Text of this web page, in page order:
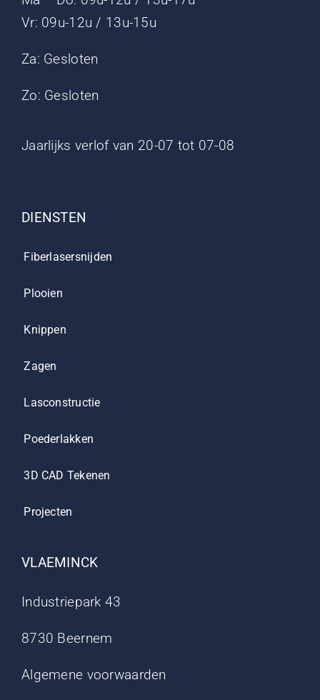
Vr: 09u-12u / 13u-15u
Za: Gesloten
Zo: Gesloten
Jaarlijks verlof van 20-07 tot 07-08
DIENSTEN
Fiberlasersnijden
Plooien
Knippen
Zagen
Lasconstructie
Poederlakken
3D CAD Tekenen
Projecten
VLAEMINCK
Industriepark 43
8730 Beernem
Algemene voorwaarden